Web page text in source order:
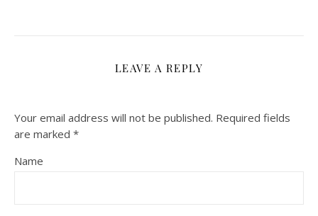
LEAVE A REPLY
Your email address will not be published. Required fields
are marked *
Name